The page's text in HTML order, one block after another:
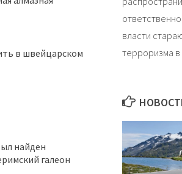
власти
терроризма в
в швейцарском
найден
галеон